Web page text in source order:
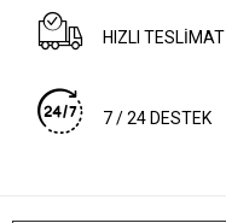
HIZLI TESLİMAT
7 / 24 DESTEK